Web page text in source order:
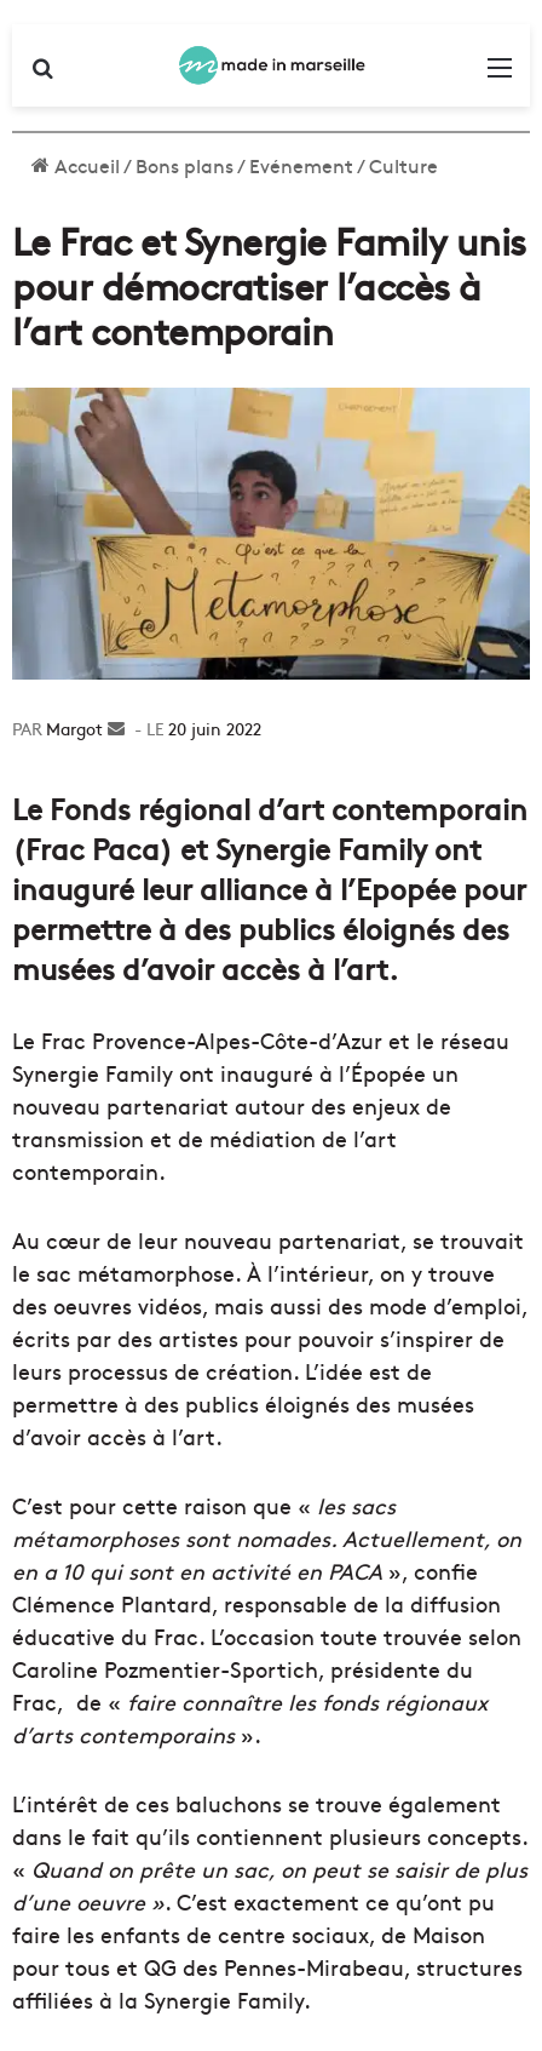
Accueil/Bons plans/Evénement/Culture
Le Frac et Synergie Family unis
pour démocratiser l’accès à
l’art contemporain
Margot
Envoyer20 juin 2022
Le Fonds régional d’art contemporain
(Frac Paca) et Synergie Family ont
inauguré leur alliance à l’Epopée pour
permettre à des publics éloignés des
musées d’avoir accès à l’art.
Le Frac Provence-Alpes-Côte-d’Azur et le réseau
Synergie Family ont inauguré à l’Épopée un
nouveau partenariat autour des enjeux de
transmission et de médiation de l’art
contemporain.
Au cœur de leur nouveau partenariat, se trouvait
le sac métamorphose. À l’intérieur, on y trouve
des oeuvres vidéos, mais aussi des mode d’emploi,
écrits par des artistes pour pouvoir s’inspirer de
leurs processus de création. L’idée est de
permettre à des publics éloignés des musées
d’avoir accès à l’art.
C’est pour cette raison que « les sacs
métamorphoses sont nomades. Actuellement, on
en a 10 qui sont en activité en PACA », confie
Clémence Plantard, responsable de la diffusion
éducative du Frac. L’occasion toute trouvée selon
Caroline Pozmentier-Sportich, présidente du
Frac, de « faire connaître les fonds régionaux
d’arts contemporains ».
L’intérêt de ces baluchons se trouve également
dans le fait qu’ils contiennent plusieurs concepts.
« Quand on prête un sac, on peut se saisir de plus
d’une oeuvre ». C’est exactement ce qu’ont pu
faire les enfants de centre sociaux, de Maison
pour tous et QG des Pennes-Mirabeau, structures
affiliées à la Synergie Family.